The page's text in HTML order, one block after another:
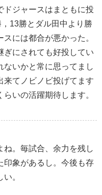
ドジャースはまともに投
13勝とダル田中より勝
には都合が悪かった。
ぎにされても好投してい
ないかと常に思ってまし
来てノビノビ投げてます
いの活躍期待します。
ね。毎試合、余力を残し
印象があるし。今後も存
。